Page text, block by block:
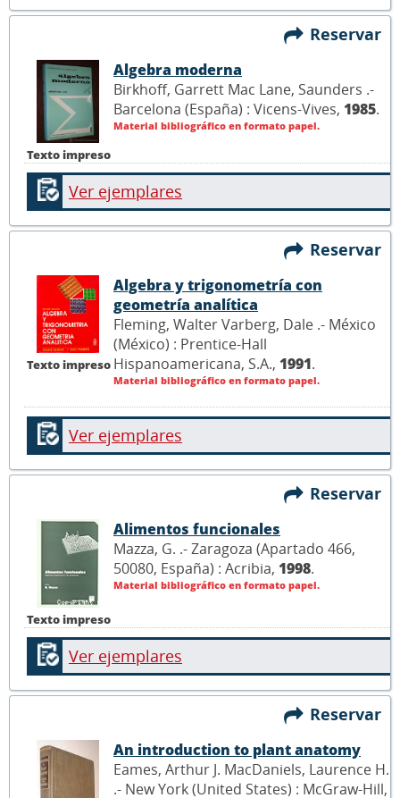
Reservar
Texto impreso
Algebra moderna
Birkhoff, Garrett Mac Lane, Saunders .-
Barcelona (España) : Vicens-Vives, 1985.
Material bibliográfico en formato papel.
Ver ejemplares
Reservar
Texto impreso
Algebra y trigonometría con
geometría analítica
Fleming, Walter Varberg, Dale .- México
(México) : Prentice-Hall
Hispanoamericana, S.A., 1991.
Material bibliográfico en formato papel.
Ver ejemplares
Reservar
Texto impreso
Alimentos funcionales
Mazza, G. .- Zaragoza (Apartado 466,
50080, España) : Acribia, 1998.
Material bibliográfico en formato papel.
Ver ejemplares
Reservar
An introduction to plant anatomy
Eames, Arthur J. MacDaniels, Laurence H.
.- New York (United States) : McGraw-Hill,